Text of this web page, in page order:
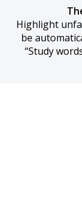
Highlight
be
“Study